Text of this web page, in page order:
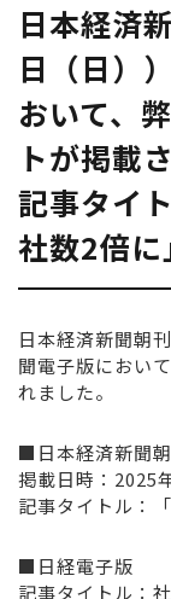
日本経済
日（日）
おいて、
トが掲載
記事タイ
社数2倍に
日本経済新聞朝
聞電子版におい
れました。
■日本経済新聞
掲載日時：2025
記事タイトル：
■日経電子版
記事タイトル：